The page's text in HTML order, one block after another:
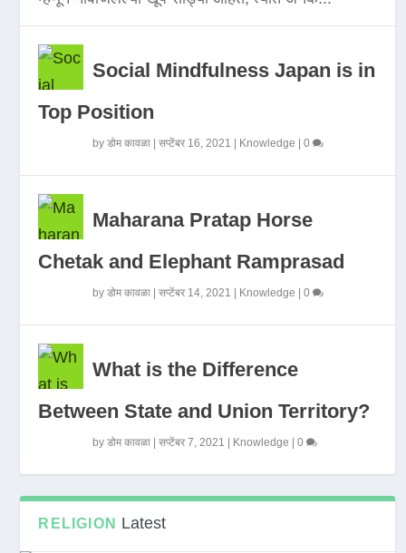
Social Mindfulness Japan is in
Top Position
byडोम कावळा |सप्टेंबर 16, 2021 Knowledge |0
Maharana Pratap Horse
Chetak and Elephant Ramprasad
byडोम कावळा |सप्टेंबर 14, 2021 Knowledge |0
What is the Difference
Between State and Union Territory?
byडोम कावळा |सप्टेंबर 7, 2021 Knowledge |0
RELIGION Latest